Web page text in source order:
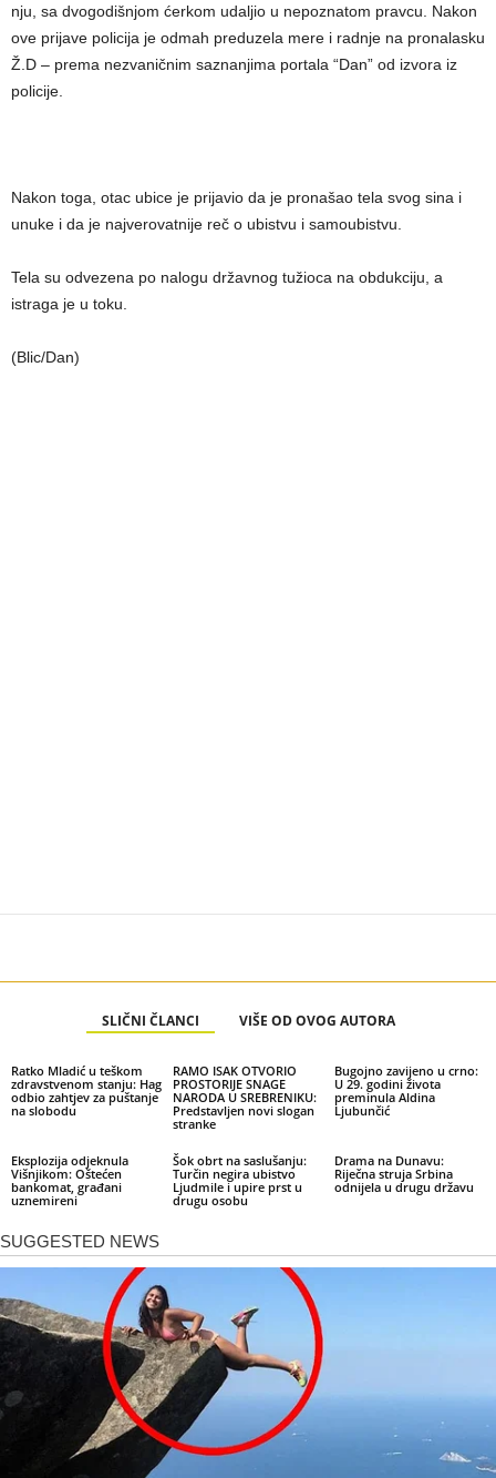
nju, sa dvogodišnjom ćerkom udaljio u nepoznatom pravcu. Nakon
ove prijave policija je odmah preduzela mere i radnje na pronalasku
Ž.D – prema nezvaničnim saznanjima portala “Dan” od izvora iz
policije.
Nakon toga, otac ubice je prijavio da je pronašao tela svog sina i
unuke i da je najverovatnije reč o ubistvu i samoubistvu.
Tela su odvezena po nalogu državnog tužioca na obdukciju, a
istraga je u toku.
(Blic/Dan)
SLIČNI ČLANCI VIŠE OD OVOG AUTORA
Ratko Mladić u teškom
zdravstvenom stanju: Hag
odbio zahtjev za puštanje
na slobodu
RAMO ISAK OTVORIO
PROSTORIJE SNAGE
NARODA U SREBRENIKU:
Predstavljen novi slogan
stranke
Bugojno zavijeno u crno:
U 29. godini života
preminula Aldina
Ljubunčić
Eksplozija odjeknula
Višnjikom: Oštećen
bankomat, građani
uznemireni
Šok obrt na saslušanju:
Turčin negira ubistvo
Ljudmile i upire prst u
drugu osobu
Drama na Dunavu:
Riječna struja Srbina
odnijela u drugu državu